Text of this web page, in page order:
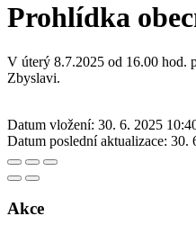
Prohlídka
V úterý 8.7.2025 od 16.00 hod.
Zbyslavi.
Datum vložení: 30. 6. 2025
Datum poslední aktualizace: 30.
Akce